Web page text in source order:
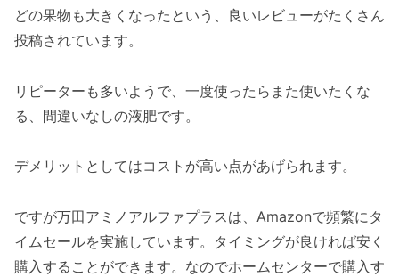
どの果物も大きくなったという、良いレビューがたくさん
投稿されています。
リピーターも多いようで、一度使ったらまた使いたくな
る、間違いなしの液肥です。
デメリットとしてはコストが高い点があげられます。
ですが万田アミノアルファプラスは、Amazonで頻繁にタ
イムセールを実施しています。タイミングが良ければ安く
購入することができます。なのでホームセンターで購入す